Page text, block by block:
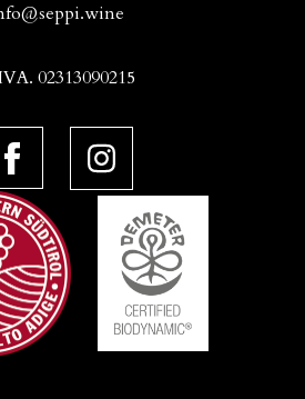
02313090215